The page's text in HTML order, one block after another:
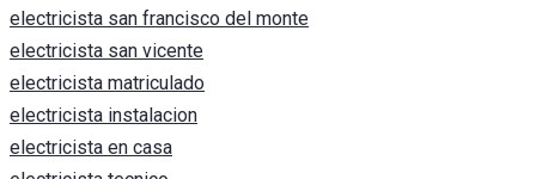
electricista san francisco del monte
electricista san vicente
electricista matriculado
electricista instalacion
electricista en casa